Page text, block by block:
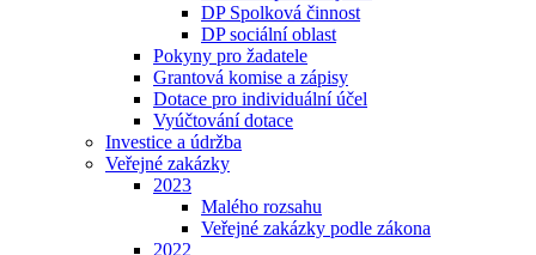
DP Spolková činnost
DP sociální oblast
Pokyny pro žadatele
Grantová komise a zápisy
Dotace pro individuální účel
Vyúčtování dotace
Investice a údržba
Veřejné zakázky
2023
Malého rozsahu
Veřejné zakázky podle zákona
2022